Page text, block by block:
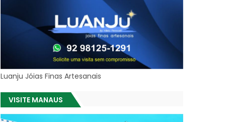
Luanju Jóias Finas Artesanais
VISITE MANAUS